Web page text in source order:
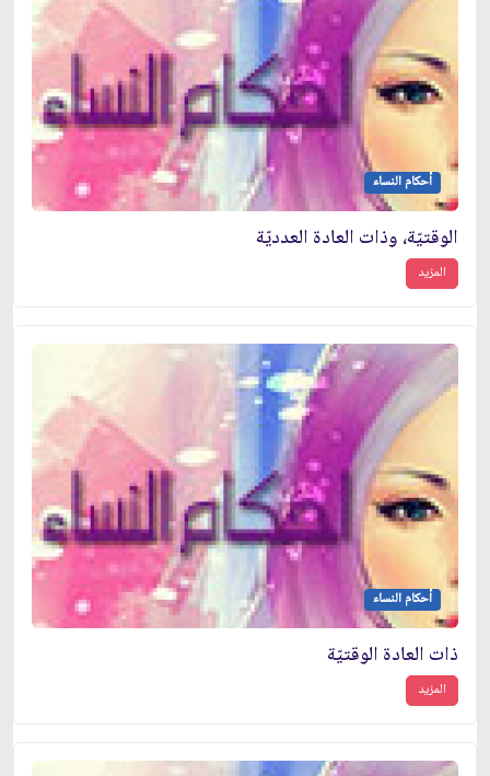
أحكام النساء
الوقتيّة، وذات العادة العدديّة
المزيد
أحكام النساء
ذات العادة الوقتيّة
المزيد